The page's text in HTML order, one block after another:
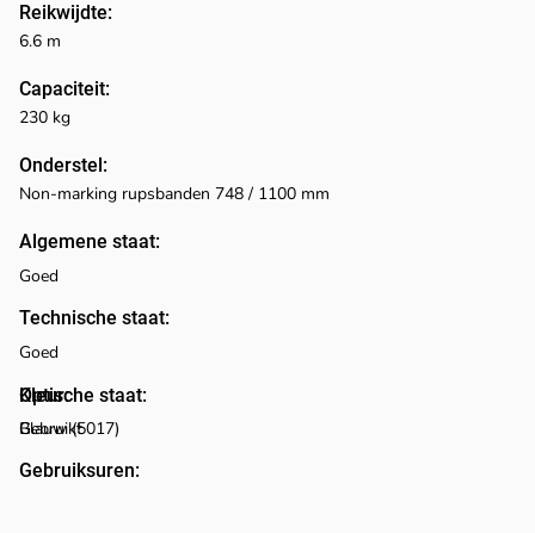
Reikwijdte:
Capaciteit:
Onderstel:
Algemene staat:
Technische staat:
Optische staat:
Kleur:
Blauw (5017)
Gebruiksuren:
6.6 m
230 kg
Non-marking rupsbanden 748 / 1100 mm
Goed
Goed
Gebruikt